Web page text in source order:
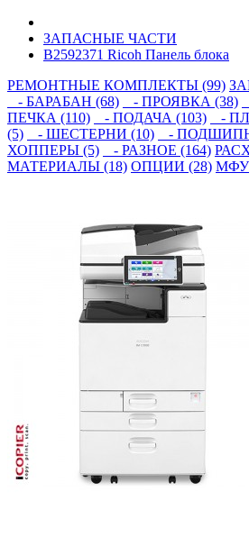
ЗАПАСНЫЕ ЧАСТИ
B2592371 Ricoh Панель блока
РЕМОНТНЫЕ КОМПЛЕКТЫ (99)
- БАРАБАН (68)
- ПРОЯВКА (38)
ПЕЧКА (110)
- ПОДАЧА (103) -
(5)
- ШЕСТЕРНИ (10) -
ХОППЕРЫ (5)
- РАЗНОЕ (164)
МАТЕРИАЛЫ (18) ОПЦИИ (28) МФУ